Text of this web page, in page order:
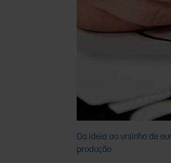
Da ideia ao ursinho de
produção.